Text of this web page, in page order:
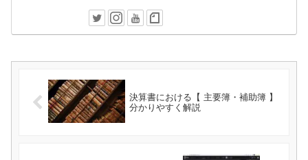
決算書における【 主要簿・補助簿 】
分かりやすく解説